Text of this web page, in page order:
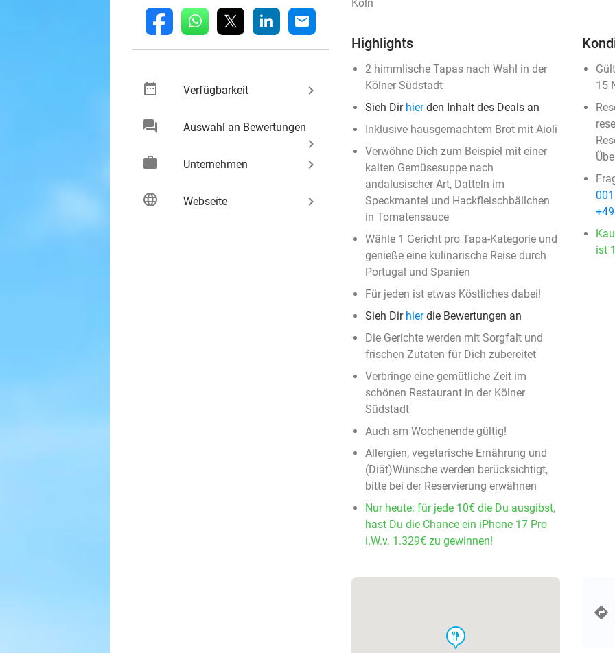
fb whatsapp linkedin mail
date_range Verfügbarkeit keyboard_arrow_right
chat Auswahl an Bewertungen
keyboard_arrow_right
work
Unternehmen keyboard_arrow_right
language Webseite keyboard_arrow_right
Köln
Highlights
2 himmlische Tapas nach Wahl in der
Kölner Südstadt
Sieh Dir hierden Inhalt des Deals an
Inklusive hausgemachtem Brot mit Aioli
Verwöhne Dich zum Beispiel mit einer
kalten Gemüsesuppe nach
andalusischer Art, Datteln im
Speckmantel und Hackfleischbällchen
in Tomatensauce
Wähle 1 Gericht pro Tapa-Kategorie und
genieße eine kulinarische Reise durch
Portugal und Spanien
Für jeden ist etwas Köstliches dabei!
Sieh Dir hierdie Bewertungen an
Die Gerichte werden mit Sorgfalt und
frischen Zutaten für Dich zubereitet
Verbringe eine gemütliche Zeit im
schönen Restaurant in der Kölner
Südstadt
Auch am Wochenende gültig!
Allergien, vegetarische Ernährung und
(Diät)Wünsche werden berücksichtigt,
bitte bei der Reservierung erwähnen
Nur heute: für jede 10€ die Du ausgibst,
hast Du die Chance ein iPhone 17 Pro
i.W.v. 1.329€ zu gewinnen!
15
ist
food